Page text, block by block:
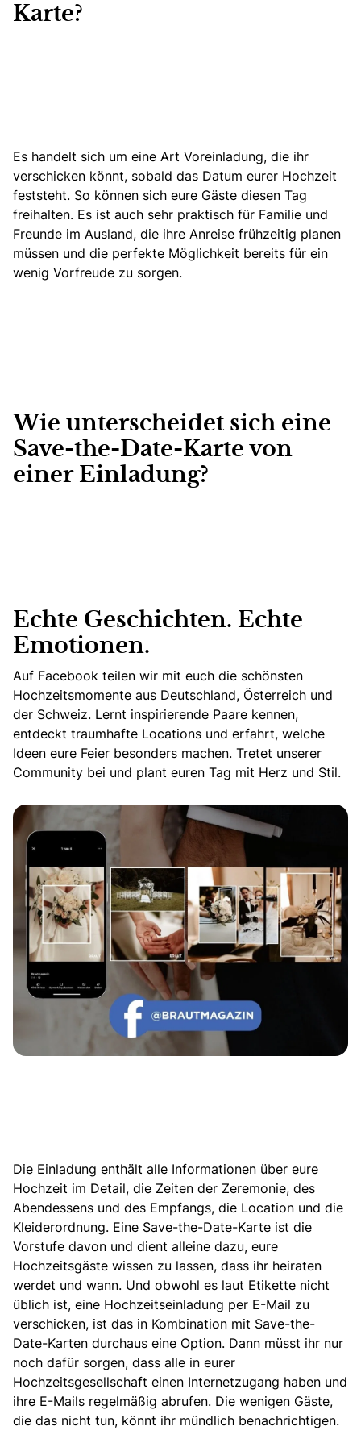
Karte?
Es handelt sich um eine Art Voreinladung, die ihr
verschicken könnt, sobald das Datum eurer Hochzeit
feststeht. So können sich eure Gäste diesen Tag
freihalten. Es ist auch sehr praktisch für Familie und
Freunde im Ausland, die ihre Anreise frühzeitig planen
müssen und die perfekte Möglichkeit bereits für ein
wenig Vorfreude zu sorgen.
Wie unterscheidet sich eine
Save-the-Date-Karte von
einer Einladung?
Echte Geschichten. Echte
Emotionen.
Auf Facebook teilen wir mit euch die schönsten
Hochzeitsmomente aus Deutschland, Österreich und
der Schweiz. Lernt inspirierende Paare kennen,
entdeckt traumhafte Locations und erfahrt, welche
Ideen eure Feier besonders machen. Tretet unserer
Community bei und plant euren Tag mit Herz und Stil.
Echte Geschichten. Echte Emotionen.
Die Einladung enthält alle Informationen über eure
Hochzeit im Detail, die Zeiten der Zeremonie, des
Abendessens und des Empfangs, die Location und die
Kleiderordnung. Eine Save-the-Date-Karte ist die
Vorstufe davon und dient alleine dazu, eure
Hochzeitsgäste wissen zu lassen, dass ihr heiraten
werdet und wann. Und obwohl es laut Etikette nicht
üblich ist, eine Hochzeitseinladung per E-Mail zu
verschicken, ist das in Kombination mit Save-the-
Date-Karten durchaus eine Option. Dann müsst ihr nur
noch dafür sorgen, dass alle in eurer
Hochzeitsgesellschaft einen Internetzugang haben und
ihre E-Mails regelmäßig abrufen. Die wenigen Gäste,
die das nicht tun, könnt ihr mündlich benachrichtigen.